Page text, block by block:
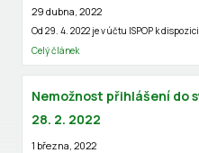
29 dubna, 2022
Od 29. 4. 2022 je v účtu ISPOP k
Celý článek
Nemožnost přihlášení do
28. 2. 2022
1 března, 2022